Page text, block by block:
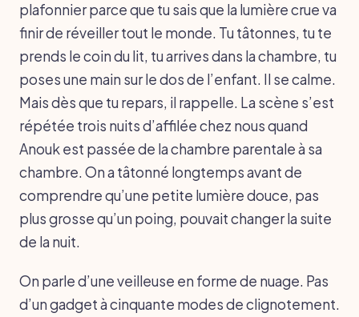
plafonnier parce que tu sais que la lumière crue va
finir de réveiller tout le monde. Tu tâtonnes, tu te
prends le coin du lit, tu arrives dans la chambre, tu
poses une main sur le dos de l’enfant. Il se calme.
Mais dès que tu repars, il rappelle. La scène s’est
répétée trois nuits d’affilée chez nous quand
Anouk est passée de la chambre parentale à sa
chambre. On a tâtonné longtemps avant de
comprendre qu’une petite lumière douce, pas
plus grosse qu’un poing, pouvait changer la suite
de la nuit.
On parle d’une veilleuse en forme de nuage. Pas
d’un gadget à cinquante modes de clignotement.